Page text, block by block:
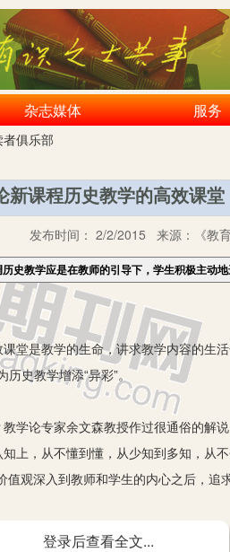
杂志媒体 服务
者俱乐部
新课程历史教学的高效课堂
发布时间： 2/2/2015 来源： 《教
史教学应是在教师的引导下，学生积极主动地
是教学的生命，讲求教学内容的生活
史教学增添“异彩”。
论专家余文森教授作过很通俗的解说
上，从不懂到懂，从少知到多知，从
观深入到教师和学生的内心之后，
面谈谈课堂教学的有效性：
登录后查看全文...